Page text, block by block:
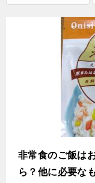
非常食のご飯は
ら？他に必要な